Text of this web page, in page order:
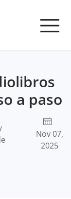
a paso
Nov 07,
2025